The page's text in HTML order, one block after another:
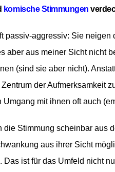
komische Stimmungen
passiv-aggressiv: Sie neigen
aber aus meiner Sicht nicht
(sind sie aber nicht).
der Aufmerksamkeit
Umgang mit ihnen oft auch
die Stimmung scheinbar aus
aus ihrer Sicht
ist für das Umfeld nicht